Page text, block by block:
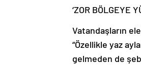
‘ZOR BÖLGEYE
Vatandaşların
“Özellikle yaz
gelmeden de